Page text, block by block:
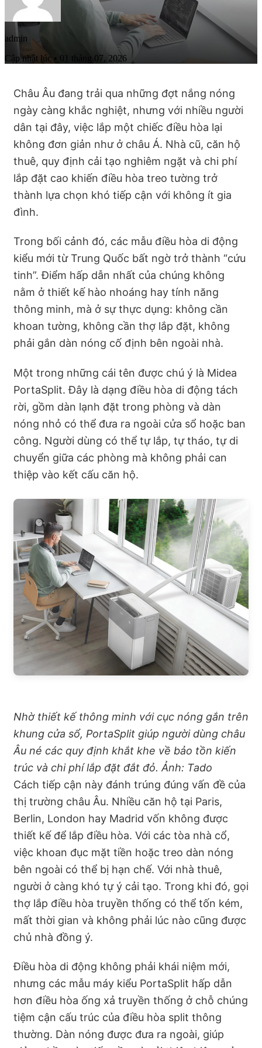
admin
Cập nhật lúc • 01 tháng 07, 2026
Châu Âu đang trải qua những đợt nắng nóng
ngày càng khắc nghiệt, nhưng với nhiều người
dân tại đây, việc lắp một chiếc điều hòa lại
không đơn giản như ở châu Á. Nhà cũ, căn hộ
thuê, quy định cải tạo nghiêm ngặt và chi phí
lắp đặt cao khiến điều hòa treo tường trở
thành lựa chọn khó tiếp cận với không ít gia
đình.
Trong bối cảnh đó, các mẫu điều hòa di động
kiểu mới từ Trung Quốc bất ngờ trở thành “cứu
tinh”. Điểm hấp dẫn nhất của chúng không
nằm ở thiết kế hào nhoáng hay tính năng
thông minh, mà ở sự thực dụng: không cần
khoan tường, không cần thợ lắp đặt, không
phải gắn dàn nóng cố định bên ngoài nhà.
Một trong những cái tên được chú ý là Midea
PortaSplit. Đây là dạng điều hòa di động tách
rời, gồm dàn lạnh đặt trong phòng và dàn
nóng nhỏ có thể đưa ra ngoài cửa sổ hoặc ban
công. Người dùng có thể tự lắp, tự tháo, tự di
chuyển giữa các phòng mà không phải can
thiệp vào kết cấu căn hộ.
Nhờ thiết kế thông minh với cục nóng gắn trên
khung cửa sổ, PortaSplit giúp người dùng châu
Âu né các quy định khắt khe về bảo tồn kiến
trúc và chi phí lắp đặt đắt đỏ. Ảnh: Tado
Cách tiếp cận này đánh trúng đúng vấn đề của
thị trường châu Âu. Nhiều căn hộ tại Paris,
Berlin, London hay Madrid vốn không được
thiết kế để lắp điều hòa. Với các tòa nhà cổ,
việc khoan đục mặt tiền hoặc treo dàn nóng
bên ngoài có thể bị hạn chế. Với nhà thuê,
người ở càng khó tự ý cải tạo. Trong khi đó, gọi
thợ lắp điều hòa truyền thống có thể tốn kém,
mất thời gian và không phải lúc nào cũng được
chủ nhà đồng ý.
Điều hòa di động không phải khái niệm mới,
nhưng các mẫu máy kiểu PortaSplit hấp dẫn
hơn điều hòa ống xả truyền thống ở chỗ chúng
tiệm cận cấu trúc của điều hòa split thông
thường. Dàn nóng được đưa ra ngoài, giúp